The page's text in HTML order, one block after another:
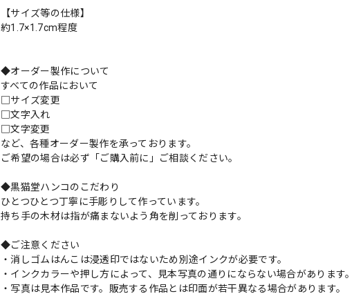
【サイズ等の仕様】
約1.7×1.7cm程度
◆オーダー製作について
すべての作品において
□サイズ変更
□文字入れ
□文字変更
など、各種オーダー製作を承っております。
ご希望の場合は必ず「ご購入前に」ご相談ください。
◆黒猫堂ハンコのこだわり
ひとつひとつ丁寧に手彫りして作っています。
持ち手の木材は指が痛まないよう角を削っております。
◆ご注意ください
・消しゴムはんこは浸透印ではないため別途インクが必要です。
・インクカラーや押し方によって、見本写真の通りにならない場合があります。
・写真は見本作品です。販売する作品とは印面が若干異なる場合があります。